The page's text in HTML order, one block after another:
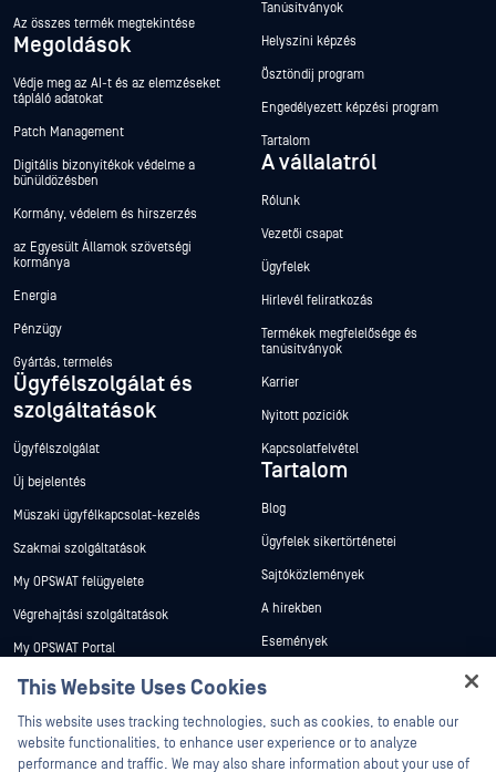
Az összes termék megtekintése
Megoldások
Védje meg az AI-t és az elemzéseket
tápláló adatokat
Patch Management
Digitális bizonyítékok védelme a
bűnüldözésben
Kormány, védelem és hírszerzés
az Egyesült Államok szövetségi
kormánya
Energia
Pénzügy
Gyártás, termelés
Ügyfélszolgálat és
szolgáltatások
Ügyfélszolgálat
Új bejelentés
Műszaki ügyfélkapcsolat-kezelés
Szakmai szolgáltatások
My OPSWAT felügyelete
Végrehajtási szolgáltatások
My OPSWAT Portal
Műszaki dokumentáció
Képzések
Biztonsági sebezhetőségi program
Tanúsítványok
Helyszíni képzés
Ösztöndíj program
Engedélyezett képzési program
Tartalom
A vállalatról
Rólunk
Vezetői csapat
Ügyfelek
Hírlevél feliratkozás
Termékek megfelelősége és
tanúsítványok
Karrier
Nyitott pozíciók
Kapcsolatfelvétel
Tartalom
Blog
Ügyfelek sikertörténetei
Sajtóközlemények
A hírekben
Események
Fehér könyvek
This Website Uses Cookies
This website uses tracking technologies, such as cookies, to enable our
website functionalities, to enhance user experience or to analyze
performance and traffic. We may also share information about your use of
Hey there!
I'm Ozzy, your OPSWAT virtual assistant.
How can I help you secure what's critical